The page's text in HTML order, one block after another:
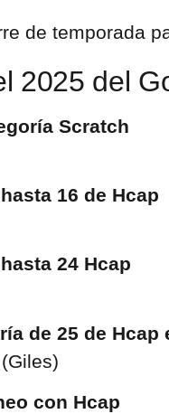
2025 del
Scratch
16 de Hcap
24 Hcap
de 25 de Hcap
con Hcap